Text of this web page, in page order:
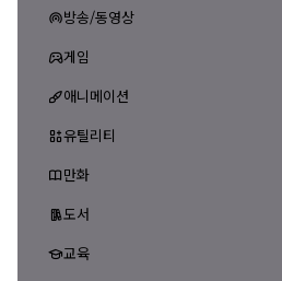
방송/동영상
게임
애니메이션
유틸리티
만화
도서
교육